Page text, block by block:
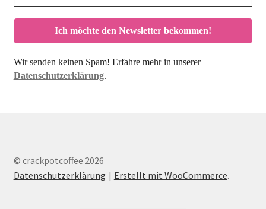
Wir senden keinen Spam! Erfahre mehr in unserer
Datenschutzerklärung.
© crackpotcoffee 2026
Datenschutzerklärung
Erstellt mit WooCommerce.